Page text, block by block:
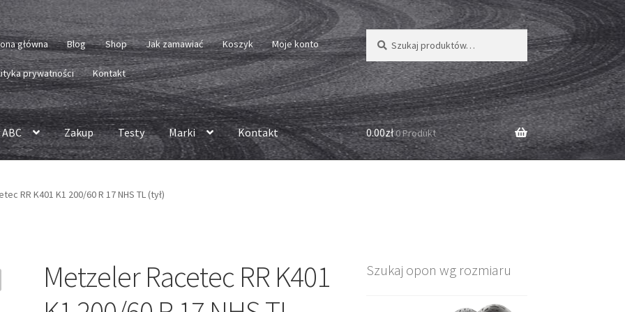
główna Blog Shop Jak zamawiać Koszyk Moje konto
prywatności Kontakt
Szukaj:
Szukaj
Zakup Testy Marki Kontakt 0.00zł0 Produkt
RR K401 K1 200/60 R 17 NHS TL (tył)
Metzeler Racetec RR K401
Szukaj opon wg rozmiaru